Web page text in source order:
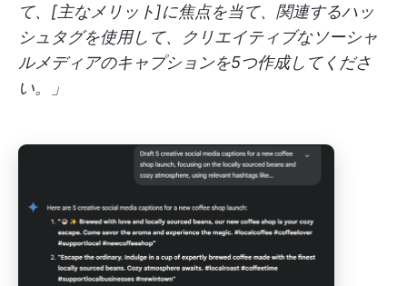
て、[主なメリット]に焦点を当て、関連するハッ
シュタグを使用して、クリエイティブなソーシャ
ルメディアのキャプションを5つ作成してくださ
い。」